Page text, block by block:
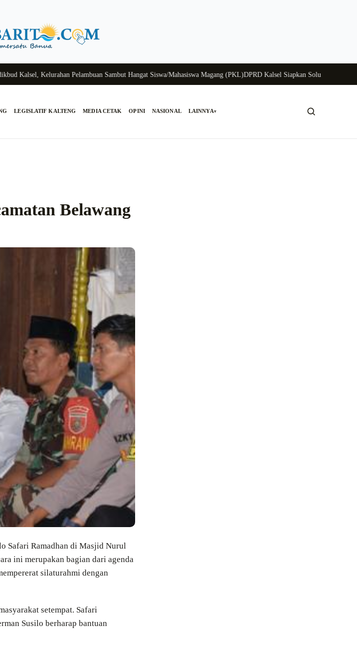
Kelurahan Pelambuan Sambut Hangat Siswa/Mahasiswa Magang (PKL) DPRD Kalsel Siapkan Solusi Krisis
LEGISLATIF KALTENG MEDIA CETAK OPINI NASIONAL LAINNYA▾
Belawang
Safari Ramadhan di Masjid Nurul
ini merupakan bagian dari agenda
silaturahmi dengan
setempat. Safari
Susilo berharap bantuan